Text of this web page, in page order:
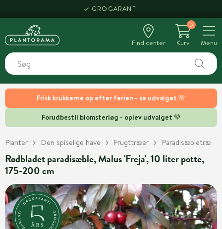
Frisk krukkerne op efter ferien - se udvalget 🌸
Forudbestil blomsterløg - oplev udvalget 💚
GROGARANTI
Find center
0
Kurv
Menu
Planter Den spiselige have Frugttræer Paradisæbletræ
Rødbladet paradisæble, Malus 'Freja', 10 liter potte,
175-200 cm